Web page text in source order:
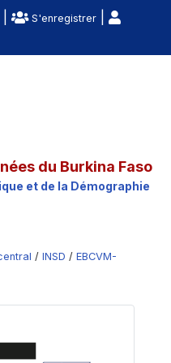
S'enregistrer
du Burkina Faso
et de la Démographie
/ INSD / EBCVM-